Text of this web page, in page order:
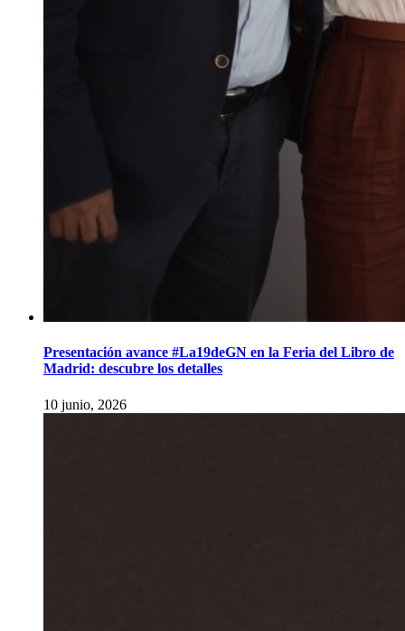
Presentación avance #La19deGN en la Feria del Libro de
Madrid: descubre los detalles
10 junio, 2026